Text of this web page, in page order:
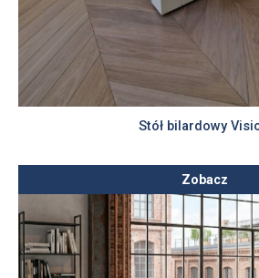
Stół bilardowy
Zobacz